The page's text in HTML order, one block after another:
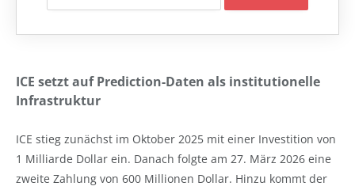
ICE setzt auf Prediction-Daten als institutionelle
Infrastruktur
ICE stieg zunächst im Oktober 2025 mit einer Investition von
1 Milliarde Dollar ein. Danach folgte am 27. März 2026 eine
zweite Zahlung von 600 Millionen Dollar. Hinzu kommt der